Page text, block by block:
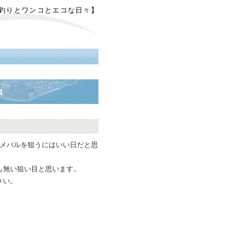
とワンコとエコな日々】
バルを狙うにはいい日だと思
い狙い目と思います。
。